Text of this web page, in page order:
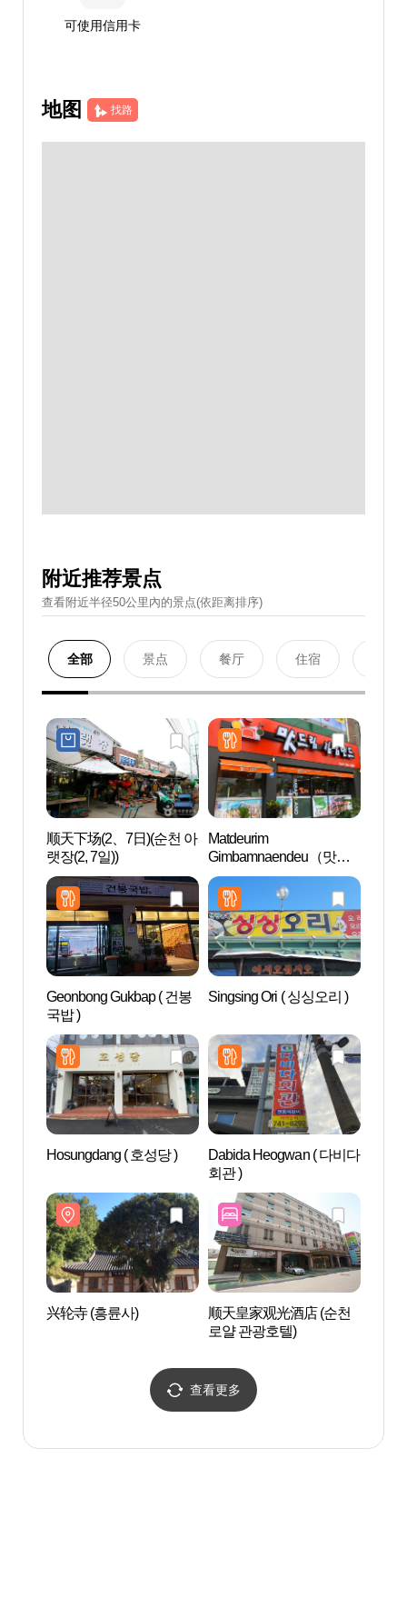
可使用信用卡
地图 找路
附近推荐景点
查看附近半径50公里內的景点(依距离排序)
全部 景点 餐厅 住宿
顺天下场(2、7日)(순천 아
랫장(2, 7일))
Matdeurim
Gimbamnaendeu（맛드
림김밥랜드）
Geonbong Gukbap ( 건봉
국밥 )
Singsing Ori ( 싱싱오리 )
Hosungdang ( 호성당 )
Dabida Heogwan ( 다비다
회관 )
兴轮寺 (흥륜사)
顺天皇家观光酒店 (순천
로얄 관광호텔)
查看更多